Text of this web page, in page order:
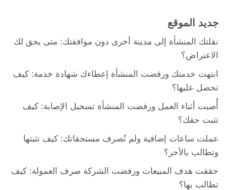
جديد الموقع
نقلتك المنشأة إلى مدينة أخرى دون موافقتك: متى يحق لك
الاعتراض؟
انتهت خدمتك ورفضت المنشأة إعطاءك شهادة خدمة: كيف
تحصل عليها؟
أُصبت أثناء العمل ورفضت المنشأة تسجيل الإصابة: كيف
تثبت حقك؟
عملت ساعات إضافية ولم تُصرف مستحقاتك: كيف تثبتها
وتطالب بالأجر؟
حققت هدف المبيعات ورفضت الشركة صرف العمولة: كيف
تطالب بها؟